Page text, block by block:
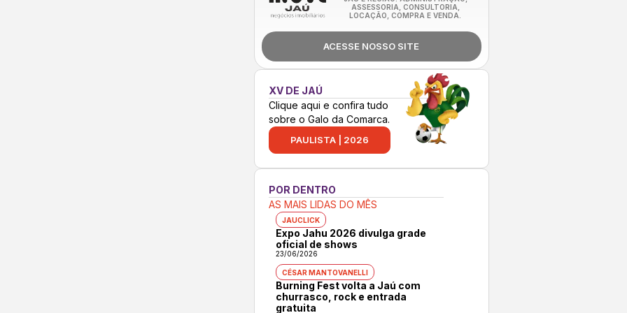
ASSESSORIA, CONSULTORIA,
LOCAÇÃO, COMPRA E VENDA.
ACESSE NOSSO SITE
XV DE JAÚ
Clique aqui e confira tudo
sobre o Galo da Comarca.
PAULISTA | 2026
POR DENTRO
AS MAIS LIDAS DO MÊS
JAUCLICK
Expo Jahu 2026 divulga grade
oficial de shows
23/06/2026
CÉSAR MANTOVANELLI
Burning Fest volta a Jaú com
churrasco, rock e entrada
gratuita